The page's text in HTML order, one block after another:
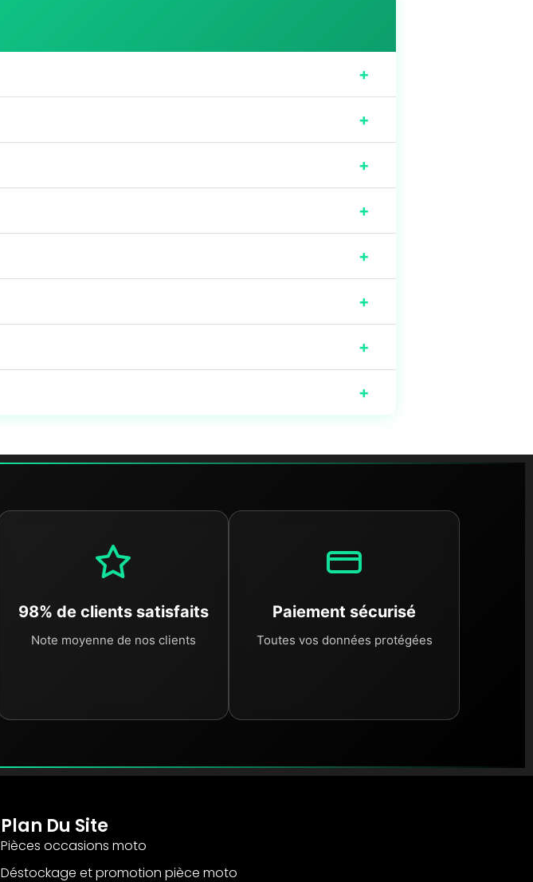
+
+
+
+
+
+
+
+
98% de clients satisfaits
Note moyenne de nos clients
Paiement sécurisé
Toutes vos données protégées
Plan Du Site
Pièces occasions moto
Déstockage et promotion pièce moto